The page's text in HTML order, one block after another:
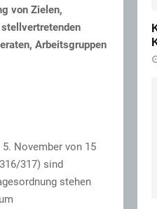
von Zielen,
Arbeitsgruppen
November von 15
317) sind
stehen